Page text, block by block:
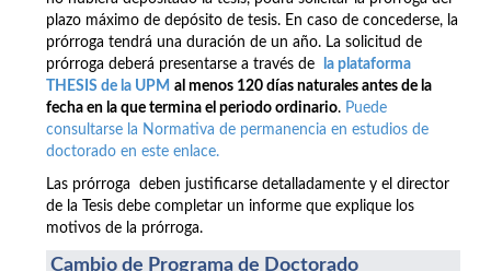
plazo máximo de depósito de tesis. En caso de concederse, la
prórroga tendrá una duración de un año. La solicitud de
prórroga deberá presentarse a través de
la plataforma
THESIS de la UPM al menos 120 días naturales antes de la
fecha en la que termina el periodo ordinario. Puede
consultarse la Normativa de permanencia en estudios de
doctorado en este enlace.
Las prórroga deben justificarse detalladamente y el director
de la Tesis debe completar un informe que explique los
motivos de la prórroga.
Cambio de Programa de Doctorado